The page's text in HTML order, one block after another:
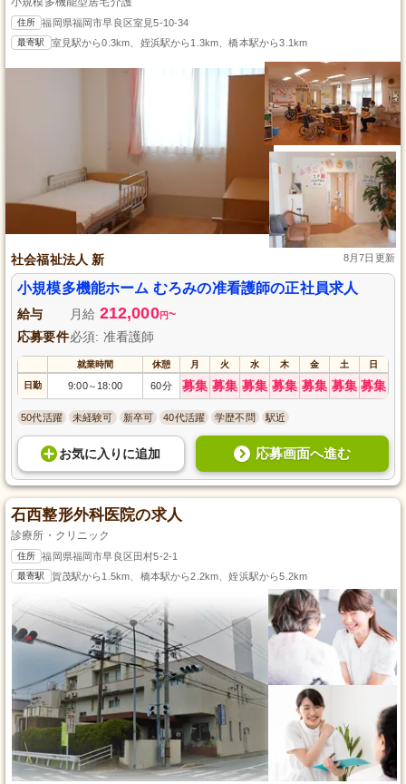
住所 福岡県福岡市早良区室見5-10-34
最寄駅 室見駅から0.3km、姪浜駅から1.3km、橋本駅から3.1km
社会福祉法人 新 8月7日更新
小規模多機能ホーム むろみの准看護師の正社員求人
給与 月給 212,000円~
応募要件必須: 准看護師
就業時間 休憩 月 火 水 木 金 土 日
日勤 9:00～ 18:00 60分 募集 募集 募集 募集 募集 募集 募集
50代活躍 未経験可 新卒可 40代活躍 学歴不問 駅近
お気に入り に追加 応募画面へ進む
石西整形外科医院の求人
診療所・クリニック
住所 福岡県福岡市早良区田村5-2-1
最寄駅 賀茂駅から1.5km、橋本駅から2.2km、姪浜駅から5.2km